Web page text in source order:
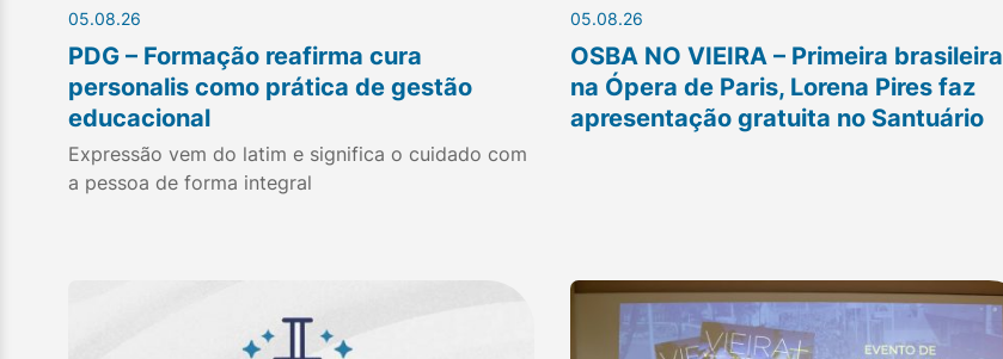
05.08.26
PDG – Formação reafirma cura
personalis como prática de gestão
educacional
Expressão vem do latim e significa o cuidado com
a pessoa de forma integral
05.08.26
OSBA NO VIEIRA – Primeira brasileira
na Ópera de Paris, Lorena Pires faz
apresentação gratuita no Santuário